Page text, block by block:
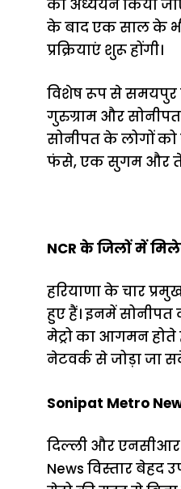
का अध्ययन किया
के बाद एक साल के
प्रक्रियाएं शुरू होंगी।
विशेष रूप से समयपुर
गुरुग्राम और
सोनीपत के लोगों को
फंसे, एक सुगम और
NCR के जिलों में
हरियाणा के चार
हुए हैं। इनमें सोनीपत
मेट्रो का आगमन होते
नेटवर्क से जोड़ा जा
Sonipat Metro
दिल्ली और एनसीआर
News विस्तार बेहद